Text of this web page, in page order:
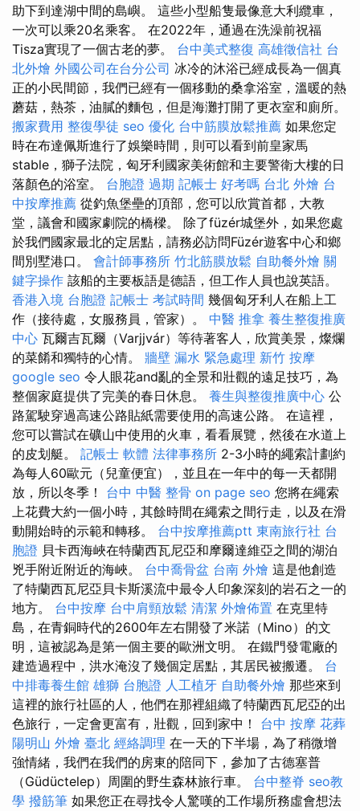
助下到達湖中間的島嶼。 這些小型船隻最像意大利纜車，
一次可以乘20名乘客。 在2022年，通過在洗澡前祝福
Tisza實現了一個古老的夢。 台中美式整復 高雄徵信社 台
北外燴 外國公司在台分公司 冰冷的沐浴已經成長為一個真
正的小民間節，我們已經有一個移動的桑拿浴室，溫暖的熱
蘑菇，熱茶，油膩的麵包，但是海灘打開了更衣室和廁所。
搬家費用 整復學徒 seo 優化 台中筋膜放鬆推薦 如果您定
時在布達佩斯進行了娛樂時間，則可以看到前皇家馬
stable，獅子法院，匈牙利國家美術館和主要警衛大樓的日
落顏色的浴室。 台胞證 過期 記帳士 好考嗎 台北 外燴 台
中按摩推薦 從釣魚堡壘的頂部，您可以欣賞首都，大教
堂，議會和國家劇院的橋樑。 除了füzér城堡外，如果您處
於我們國家最北的定居點，請務必訪問Füzér遊客中心和鄉
間別墅港口。 會計師事務所 竹北筋膜放鬆 自助餐外燴 關
鍵字操作 該船的主要板語是德語，但工作人員也說英語。
香港入境 台胞證 記帳士 考試時間 幾個匈牙利人在船上工
作（接待處，女服務員，管家）。 中醫 推拿 養生整復推廣
中心 瓦爾吉瓦爾（Varjjvár）等待著客人，欣賞美景，燦爛
的菜餚和獨特的心情。 牆壁 漏水 緊急處理 新竹 按摩
google seo 令人眼花and亂的全景和壯觀的遠足技巧，為
整個家庭提供了完美的春日休息。 養生與整復推廣中心 公
路駕駛穿過高速公路貼紙需要使用的高速公路。 在這裡，
您可以嘗試在礦山中使用的火車，看看展覽，然後在水道上
的皮划艇。 記帳士 軟體 法律事務所 2-3小時的繩索計劃約
為每人60歐元（兒童便宜），並且在一年中的每一天都開
放，所以冬季！ 台中 中醫 整骨 on page seo 您將在繩索
上花費大約一個小時，其餘時間在繩索之間行走，以及在滑
動開始時的示範和轉移。 台中按摩推薦ptt 東南旅行社 台
胞證 貝卡西海峽在特蘭西瓦尼亞和摩爾達維亞之間的湖泊
兇手附近附近的海峽。 台中喬骨盆 台南 外燴 這是他創造
了特蘭西瓦尼亞貝卡斯溪流中最令人印象深刻的岩石之一的
地方。 台中按摩 台中肩頸放鬆 清潔 外燴佈置 在克里特
島，在青銅時代的2600年左右開發了米諾（Mino）的文
明，這被認為是第一個主要的歐洲文明。 在鐵門發電廠的
建造過程中，洪水淹沒了幾個定居點，其居民被搬遷。 台
中排毒養生館 雄獅 台胞證 人工植牙 自助餐外燴 那些來到
這裡的旅行社區的人，他們在那裡組織了特蘭西瓦尼亞的出
色旅行，一定會更富有，壯觀，回到家中！ 台中 按摩 花葬
陽明山 外燴 臺北 經絡調理 在一天的下半場，為了稍微增
強情緒，我們在我們的房東的陪同下，參加了古德塞普
（Güdüctelep）周圍的野生森林旅行車。 台中整脊 seo教
學 撥筋筆 如果您正在尋找令人驚嘆的工作場所務虛會想法